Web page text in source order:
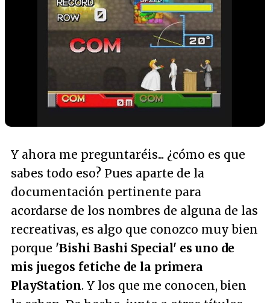
Y ahora me preguntaréis... ¿cómo es que
sabes todo eso? Pues aparte de la
documentación pertinente para
acordarse de los nombres de alguna de las
recreativas, es algo que conozco muy bien
porque 'Bishi Bashi Special' es uno de
mis juegos fetiche de la primera
PlayStation. Y los que me conocen, bien